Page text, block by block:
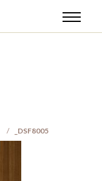
_DSF8005